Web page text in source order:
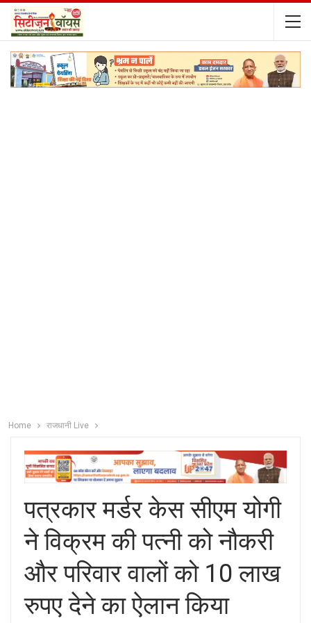
Home राजधानी Live
पत्रकार मर्डर केस सीएम योगी
ने विक्रम की पत्नी को नौकरी
और परिवार वालों को 10 लाख
रुपए देने का ऐलान किया